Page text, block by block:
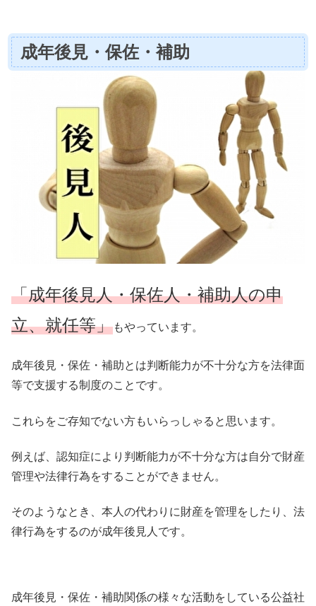
成年後見・保佐・補助
「成年後見人・保佐人・補助人の申
立、就任等」もやっています。
成年後見・保佐・補助とは判断能力が不十分な方を法律面
等で支援する制度のことです。
これらをご存知でない方もいらっしゃると思います。
例えば、認知症により判断能力が不十分な方は自分で財産
管理や法律行為をすることができません。
そのようなとき、本人の代わりに財産を管理をしたり、法
律行為をするのが成年後見人です。
成年後見・保佐・補助関係の様々な活動をしている公益社